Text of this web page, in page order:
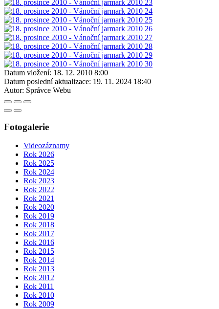
Datum vložení: 18. 12. 2010 8:00
Datum poslední aktualizace: 19. 11. 2024 18:40
Autor: Správce Webu
Fotogalerie
Videozáznamy
Rok 2026
Rok 2025
Rok 2024
Rok 2023
Rok 2022
Rok 2021
Rok 2020
Rok 2019
Rok 2018
Rok 2017
Rok 2016
Rok 2015
Rok 2014
Rok 2013
Rok 2012
Rok 2011
Rok 2010
Rok 2009